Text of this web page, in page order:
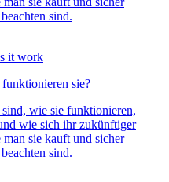
sind.
sie?
wie sie funktionieren,
wie sich ihr zukünftiger
sie kauft und sicher
sind.